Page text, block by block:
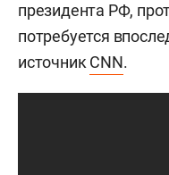
президента РФ,
потребуется
источникCNN.